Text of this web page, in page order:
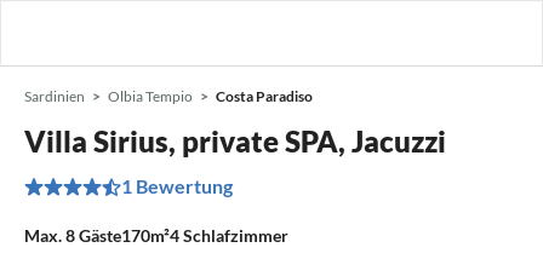
Sardinien Olbia Tempio Costa Paradiso
Villa Sirius, private SPA, Jacuzzi
1 Bewertung
Max.8Gäste170m²4Schlafzimmer